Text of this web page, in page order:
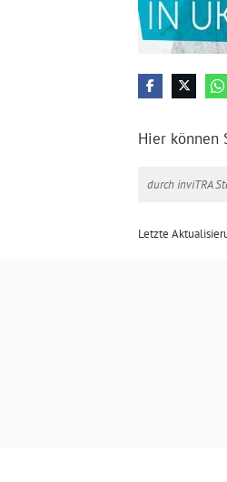
Hier können
durch inviTRA
Letzte